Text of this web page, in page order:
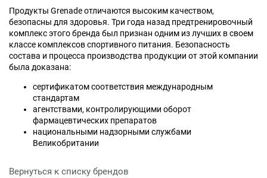
Продукты Grenade отличаются высоким качеством,
безопасны для здоровья. Три года назад предтренировочный
комплекс этого бренда был признан одним из лучших в своем
классе комплексов спортивного питания. Безопасность
состава и процесса производства продукции от этой компании
была доказана:
сертификатом соответствия международным
стандартам
агентствами, контролирующими оборот
фармацевтических препаратов
национальными надзорными службами
Великобритании
Вернуться к списку брендов